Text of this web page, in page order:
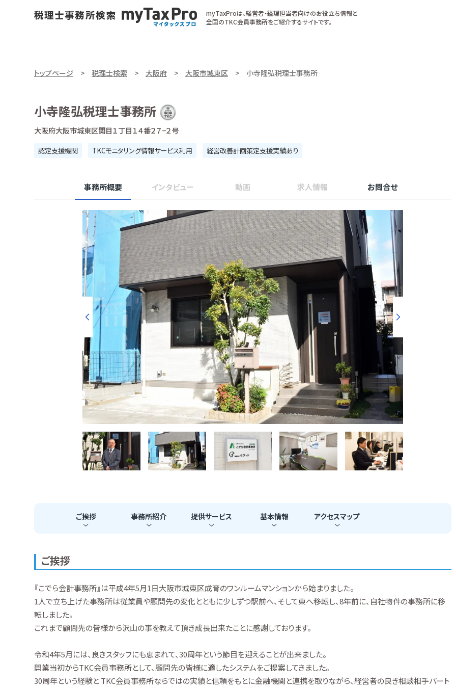
myTaxProは、経営者・経理担当者向けのお役立ち情報と
全国のTKC会員事務所をご紹介するサイトです。
トップページ 税理士検索 大阪府 大阪市城東区 小寺隆弘税理士事務所
小寺隆弘税理士事務所
大阪府大阪市城東区関目１丁目１４番２７−２号
認定支援機関 TKCモニタリング情報サービス利用 経営改善計画策定支援実績あり
事務所概要 インタビュー 動画 求人情報 お問合せ
ご挨拶 事務所紹介 提供サービス 基本情報 アクセスマップ
ご挨拶
『こでら会計事務所』は平成4年5月1日大阪市城東区成育のワンルームマンションから始まりました。
1人で立ち上げた事務所は従業員や顧問先の変化とともに少しずつ駅前へ、そして東へ移転し、8年前に、自社物件の事務所に移
転しました。
これまで顧問先の皆様から沢山の事を教えて頂き成長出来たことに感謝しております。
令和4年5月には、良きスタッフにも恵まれて、30周年という節目を迎えることが出来ました。
開業当初からTKC会員事務所として、顧問先の皆様に適したシステムをご提案してきました。
30周年という経験と TKC会員事務所ならではの実績と信頼をもとに金融機関と連携を取りながら、経営者の良き相談相手パート